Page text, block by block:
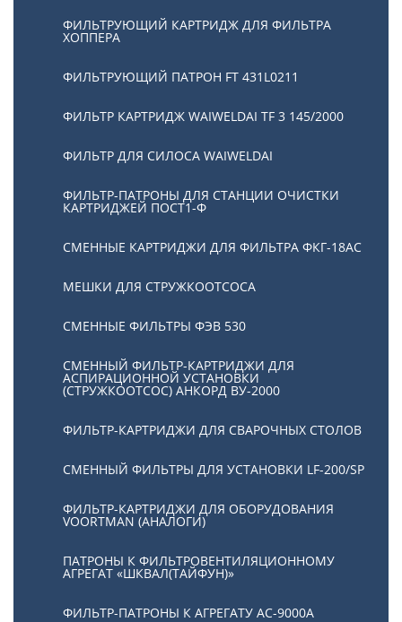
ФИЛЬТРУЮЩИЙ КАРТРИДЖ ДЛЯ ФИЛЬТРА
ХОППЕРА
ФИЛЬТРУЮЩИЙ ПАТРОН FT 431L0211
ФИЛЬТР КАРТРИДЖ WAIWELDAI TF 3 145/2000
ФИЛЬТР ДЛЯ СИЛОСА WAIWELDAI
ФИЛЬТР-ПАТРОНЫ ДЛЯ СТАНЦИИ ОЧИСТКИ
КАРТРИДЖЕЙ ПОСТ1-Ф
СМЕННЫЕ КАРТРИДЖИ ДЛЯ ФИЛЬТРА ФКГ-18АС
МЕШКИ ДЛЯ СТРУЖКООТСОСА
СМЕННЫЕ ФИЛЬТРЫ ФЭВ 530
СМЕННЫЙ ФИЛЬТР-КАРТРИДЖИ ДЛЯ
АСПИРАЦИОННОЙ УСТАНОВКИ
(СТРУЖКООТСОС) АНКОРД ВУ-2000
ФИЛЬТР-КАРТРИДЖИ ДЛЯ СВАРОЧНЫХ СТОЛОВ
СМЕННЫЙ ФИЛЬТРЫ ДЛЯ УСТАНОВКИ LF-200/SP
ФИЛЬТР-КАРТРИДЖИ ДЛЯ ОБОРУДОВАНИЯ
VOORTMAN (АНАЛОГИ)
ПАТРОНЫ К ФИЛЬТРОВЕНТИЛЯЦИОННОМУ
АГРЕГАТ «ШКВАЛ(ТАЙФУН)»
ФИЛЬТР-ПАТРОНЫ К АГРЕГАТУ АС-9000А